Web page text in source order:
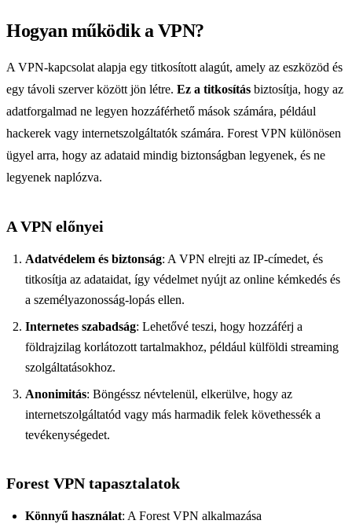
Hogyan működik a VPN?
A VPN-kapcsolat alapja egy titkosított alagút, amely az eszközöd és
egy távoli szerver között jön létre. Ez a titkosítás biztosítja, hogy az
adatforgalmad ne legyen hozzáférhető mások számára, például
hackerek vagy internetszolgáltatók számára. Forest VPN különösen
ügyel arra, hogy az adataid mindig biztonságban legyenek, és ne
legyenek naplózva.
A VPN előnyei
Adatvédelem és biztonság: A VPN elrejti az IP-címedet, és
titkosítja az adataidat, így védelmet nyújt az online kémkedés és
a személyazonosság-lopás ellen.
Internetes szabadság: Lehetővé teszi, hogy hozzáférj a
földrajzilag korlátozott tartalmakhoz, például külföldi streaming
szolgáltatásokhoz.
Anonimitás: Böngéssz névtelenül, elkerülve, hogy az
internetszolgáltatód vagy más harmadik felek követhessék a
tevékenységedet.
Forest VPN tapasztalatok
Könnyű használat: A Forest VPN alkalmazása